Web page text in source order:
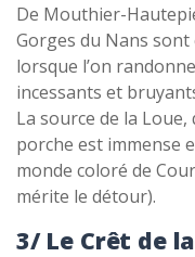
De Mouthier-
Gorges du Nans
lorsque l’on
incessants et
La source de la
porche est immense
monde coloré de
mérite le détour).
3/ Le Crêt de